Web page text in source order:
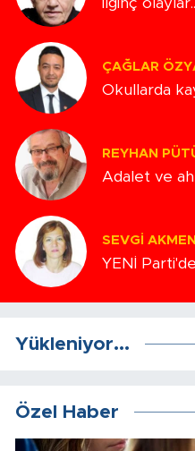
İlginç
ÇAĞLAR
Okullarda
REYHAN
Adalet ve
SEVGI AKMEN
YENİ
Yükleniyor...
Özel Haber